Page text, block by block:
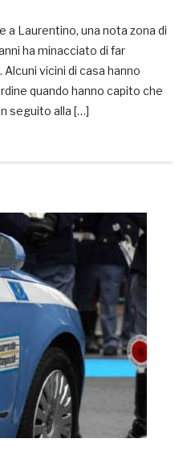
a Laurentino, una nota zona di
ha minacciato di far
vicini di casa hanno
quando hanno capito che
seguito alla […]